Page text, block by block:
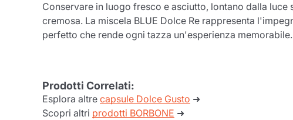
Conservare in luogo fresco e asciutto, lontano dalla
cremosa. La miscela BLUE Dolce Re rappresenta
perfetto che rende ogni tazza un'esperienza memorabile.
Prodotti Correlati:
Esplora altre capsule Dolce Gusto ➜
Scopri altri prodotti BORBONE ➜